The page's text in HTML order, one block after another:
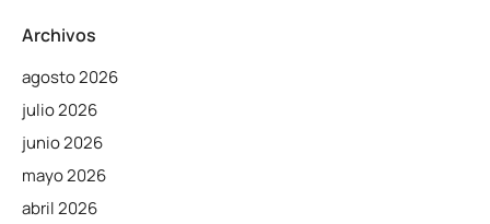
Archivos
agosto 2026
julio 2026
junio 2026
mayo 2026
abril 2026